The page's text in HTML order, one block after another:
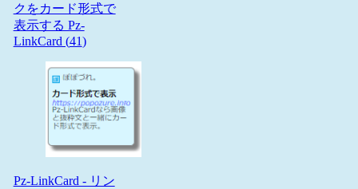
クをカード形式で
表示する Pz-
LinkCard (41)
Pz-LinkCard - リン